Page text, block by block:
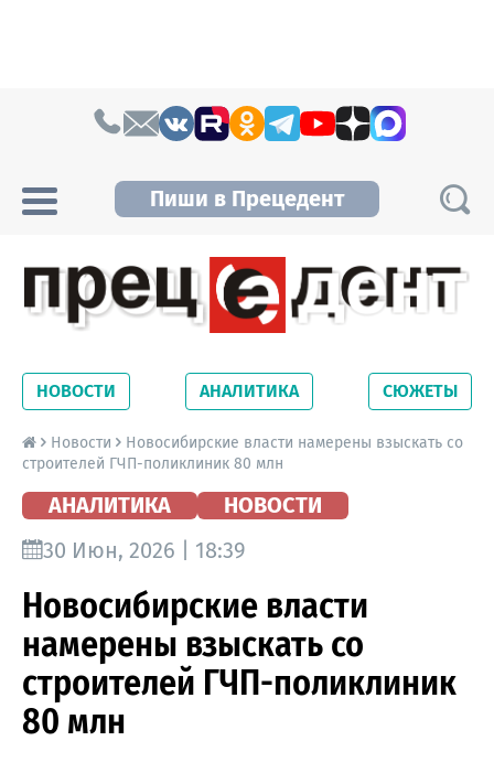
Пиши в Прецедент
Новосибирской области. Читайте свежие
новости на сайте сетевого издания
Precedent.
НОВОСТИ АНАЛИТИКА СЮЖЕТЫ
Новости
Новосибирские власти намерены взыскать со
строителей ГЧП-поликлиник 80 млн
АНАЛИТИКА
НОВОСТИ
30 Июн, 2026 | 18:39
Новосибирские власти
намерены взыскать со
строителей ГЧП-поликлиник
80 млн